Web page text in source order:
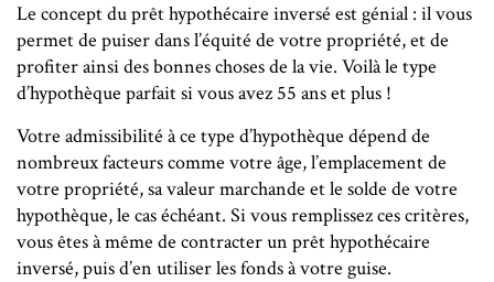
Le concept du prêt hypothécaire inversé est génial : il vous
permet de puiser dans l’équité de votre propriété, et de
profiter ainsi des bonnes choses de la vie. Voilà le type
d’hypothèque parfait si vous avez 55 ans et plus !
Votre admissibilité à ce type d’hypothèque dépend de
nombreux facteurs comme votre âge, l’emplacement de
votre propriété, sa valeur marchande et le solde de votre
hypothèque, le cas échéant. Si vous remplissez ces critères,
vous êtes à même de contracter un prêt hypothécaire
inversé, puis d’en utiliser les fonds à votre guise.